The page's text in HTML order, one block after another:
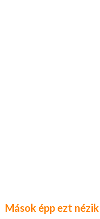
Mások épp ezt nézik